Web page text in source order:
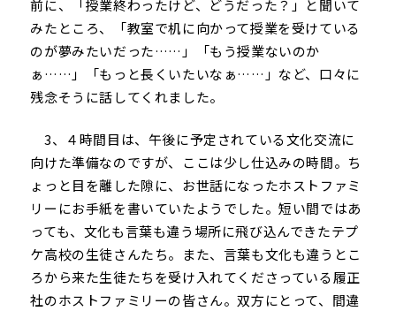
前に、「授業終わったけど、どうだった？」と聞いて
みたところ、「教室で机に向かって授業を受けている
のが夢みたいだった……」「もう授業ないのか
ぁ……」「もっと長くいたいなぁ……」など、口々に
残念そうに話してくれました。
3、４時間目は、午後に予定されている文化交流に
向けた準備なのですが、ここは少し仕込みの時間。ち
ょっと目を離した隙に、お世話になったホストファミ
リーにお手紙を書いていたようでした。短い間ではあ
っても、文化も言葉も違う場所に飛び込んできたテプ
ケ高校の生徒さんたち。また、言葉も文化も違うとこ
ろから来た生徒たちを受け入れてくださっている履正
社のホストファミリーの皆さん。双方にとって、間違